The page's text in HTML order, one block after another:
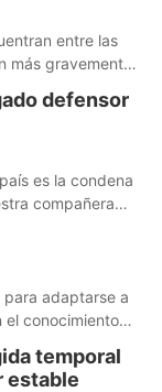
entre las
más gravemente
defensor
es la condena
compañera
adaptarse a
el conocimiento
temporal
estable